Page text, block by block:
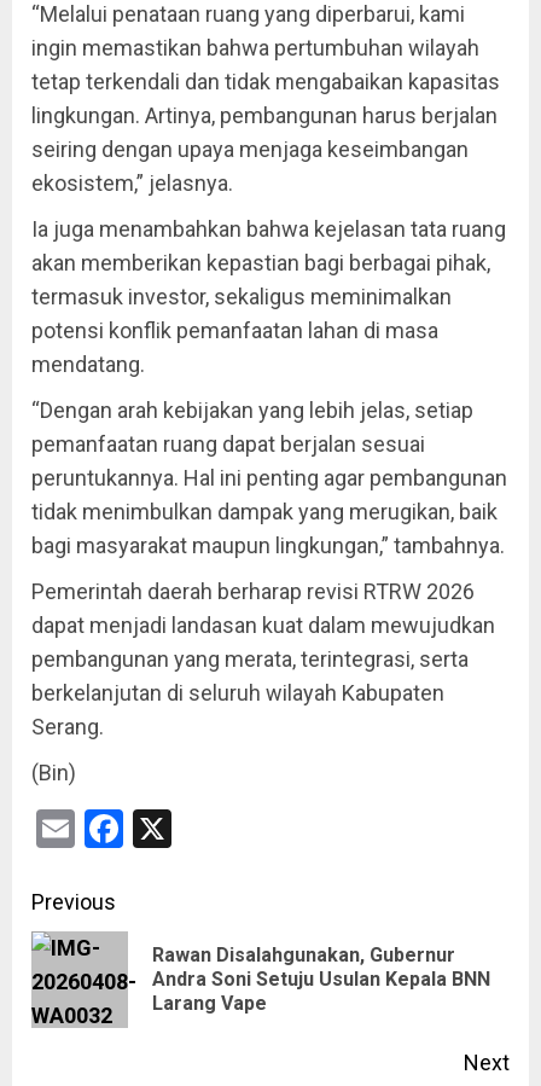
“Melalui penataan ruang yang diperbarui, kami
ingin memastikan bahwa pertumbuhan wilayah
tetap terkendali dan tidak mengabaikan kapasitas
lingkungan. Artinya, pembangunan harus berjalan
seiring dengan upaya menjaga keseimbangan
ekosistem,” jelasnya.
Ia juga menambahkan bahwa kejelasan tata ruang
akan memberikan kepastian bagi berbagai pihak,
termasuk investor, sekaligus meminimalkan
potensi konflik pemanfaatan lahan di masa
mendatang.
“Dengan arah kebijakan yang lebih jelas, setiap
pemanfaatan ruang dapat berjalan sesuai
peruntukannya. Hal ini penting agar pembangunan
tidak menimbulkan dampak yang merugikan, baik
bagi masyarakat maupun lingkungan,” tambahnya.
Pemerintah daerah berharap revisi RTRW 2026
dapat menjadi landasan kuat dalam mewujudkan
pembangunan yang merata, terintegrasi, serta
berkelanjutan di seluruh wilayah Kabupaten
Serang.
(Bin)
EmailFacebook
Previous
Rawan Disalahgunakan, Gubernur
Andra Soni Setuju Usulan Kepala BNN
Larang Vape
Next